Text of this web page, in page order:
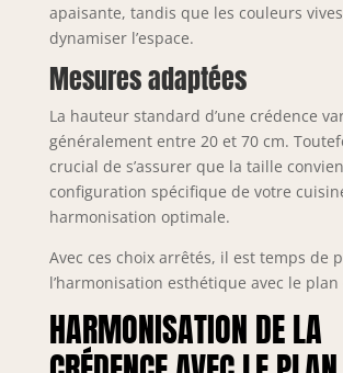
apaisante, tandis que les couleurs
dynamiser l’espace.
Mesures adaptées
La hauteur standard d’une crédence
généralement entre 20 et 70 cm.
crucial de s’assurer que la taille
configuration spécifique de votre
harmonisation optimale.
Avec ces choix arrêtés, il est temps de
l’harmonisation esthétique avec le
HARMONISATION DE LA